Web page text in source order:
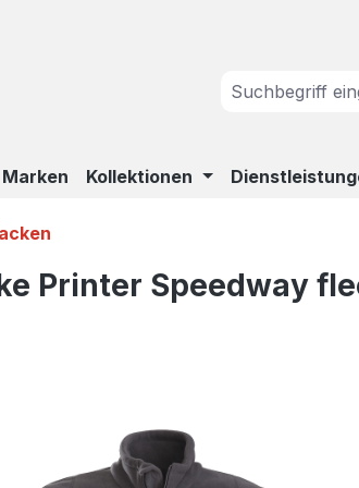
Marken Kollektionen
Printer Speedway